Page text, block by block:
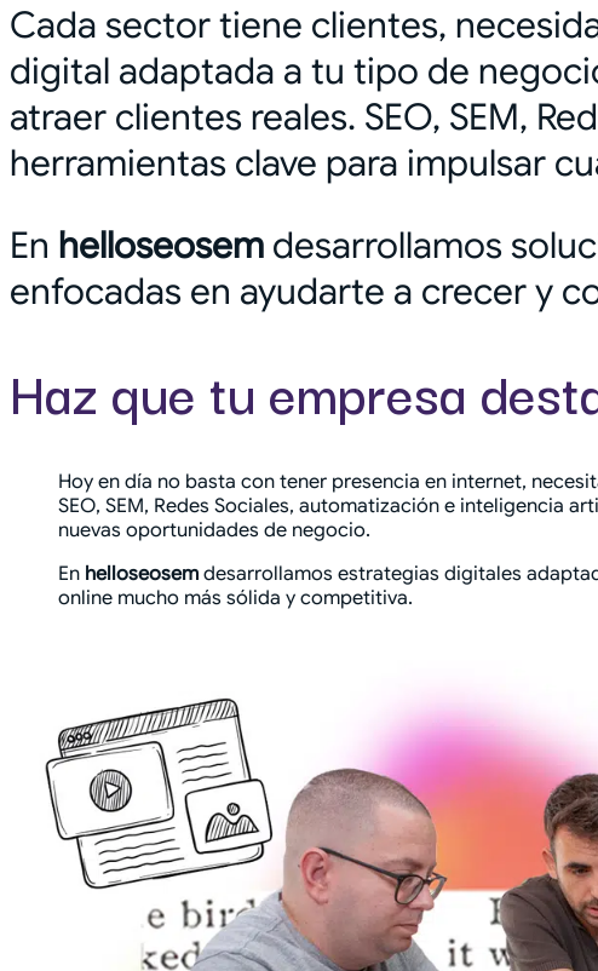
Cada sector tiene clientes,
digital adaptada a tu tipo de
atraer clientes reales. SEO, SEM,
herramientas clave para impulsar
En helloseosem desarrollamos
enfocadas en ayudarte a crecer y
Haz que tu empresa
Hoy en día no basta con tener presencia en internet,
SEO, SEM, Redes Sociales, automatización e inteligencia
nuevas oportunidades de negocio.
En helloseosem desarrollamos estrategias digitales
online mucho más sólida y competitiva.